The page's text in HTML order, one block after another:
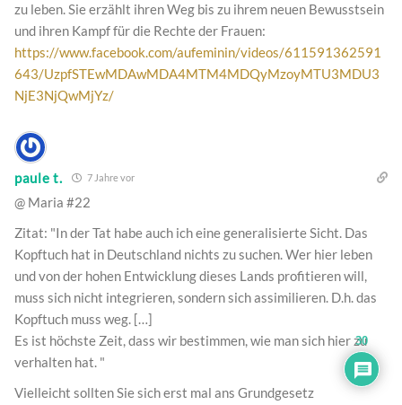
zu leben. Sie erzählt ihren Weg bis zu ihrem neuen Bewusstsein
und ihren Kampf für die Rechte der Frauen:
https://www.facebook.com/aufeminin/videos/611591362591
643/UzpfSTEwMDAwMDA4MTM4MDQyMzoyMTU3MDU3
NjE3NjQwMjYz/
paule t. 7 Jahre vor
@ Maria #22
Zitat: "In der Tat habe auch ich eine generalisierte Sicht. Das
Kopftuch hat in Deutschland nichts zu suchen. Wer hier leben
und von der hohen Entwicklung dieses Lands profitieren will,
muss sich nicht integrieren, sondern sich assimilieren. D.h. das
Kopftuch muss weg. […]
Es ist höchste Zeit, dass wir bestimmen, wie man sich hier zu
verhalten hat. "
Vielleicht sollten Sie sich erst mal ans Grundgesetz
30